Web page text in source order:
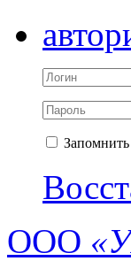
Запомнить
ООО